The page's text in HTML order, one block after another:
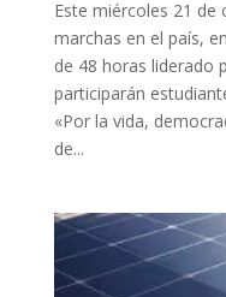
Este miércoles 21 de
marchas en el país,
de 48 horas liderado
participarán
«Por la vida,
de...